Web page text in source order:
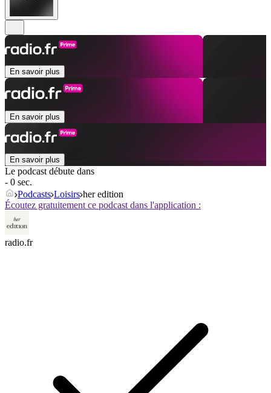
En savoir plus
En savoir plus
En savoir plus
Le podcast débute dans
- 0 sec.
Podcasts Loisirs her edition
Écoutez gratuitement ce podcast dans l'application :
radio.fr